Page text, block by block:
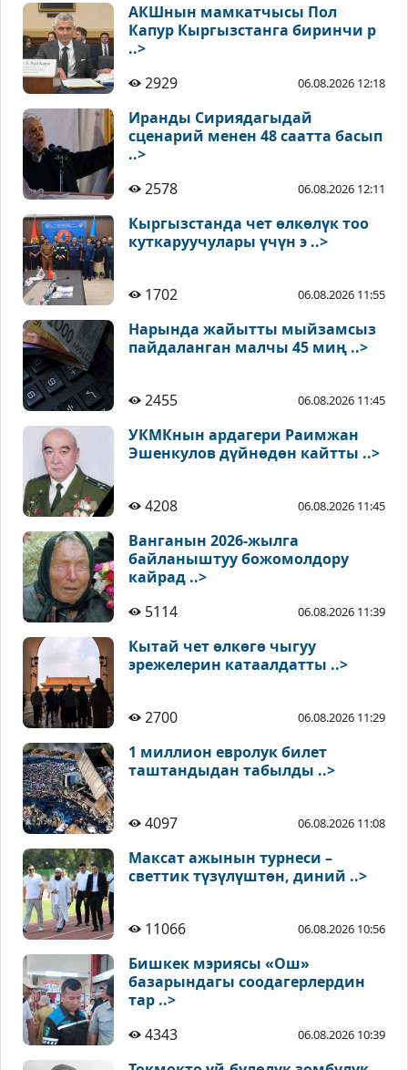
АКШнын мамкатчысы Пол
Капур Кыргызстанга биринчи р
..>
2929
06.08.2026 12:18
Иранды Сириядагыдай
сценарий менен 48 саатта басып
..>
2578
06.08.2026 12:11
Кыргызстанда чет өлкөлүк тоо
куткаруучулары үчүн э ..>
1702 06.08.2026 11:55
Нарында жайытты мыйзамсыз
пайдаланган малчы 45 миң ..>
2455 06.08.2026 11:45
УКМКнын ардагери Раимжан
Эшенкулов дүйнөдөн кайтты ..>
4208 06.08.2026 11:45
Ванганын 2026-жылга
байланыштуу божомолдору
кайрад ..>
5114
06.08.2026 11:39
Кытай чет өлкөгө чыгуу
эрежелерин катаалдатты ..>
2700 06.08.2026 11:29
1 миллион евролук билет
таштандыдан табылды ..>
4097 06.08.2026 11:08
Максат ажынын турнеси –
светтик түзүлүштөн, диний ..>
11066 06.08.2026 10:56
Бишкек мэриясы «Ош»
базарындагы соодагерлердин
тар ..>
4343
06.08.2026 10:39